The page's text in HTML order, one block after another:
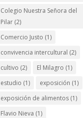
Colegio Nuestra Señora del
Pilar (2)
Comercio Justo (1)
convivencia intercultural (2)
cultivo (2) El Milagro (1)
estudio (1) exposición (1)
exposición de alimentos (1)
Flavio Nieva (1)